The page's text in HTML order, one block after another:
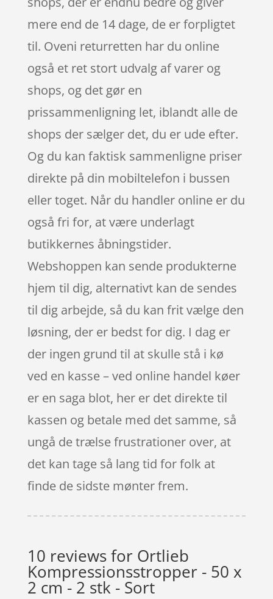
mere end de 14 dage, de er forpligtet
til. Oveni returretten har du online
også et ret stort udvalg af varer og
shops, og det gør en
prissammenligning let, iblandt alle de
shops der sælger det, du er ude efter.
Og du kan faktisk sammenligne priser
direkte på din mobiltelefon i bussen
eller toget. Når du handler online er du
også fri for, at være underlagt
butikkernes åbningstider.
Webshoppen kan sende produkterne
hjem til dig, alternativt kan de sendes
til dig arbejde, så du kan frit vælge den
løsning, der er bedst for dig. I dag er
der ingen grund til at skulle stå i kø
ved en kasse – ved online handel køer
er en saga blot, her er det direkte til
kassen og betale med det samme, så
ungå de trælse frustrationer over, at
det kan tage så lang tid for folk at
finde de sidste mønter frem.
10 reviews for Ortlieb
Kompressionsstropper - 50 x
2 cm - 2 stk - Sort